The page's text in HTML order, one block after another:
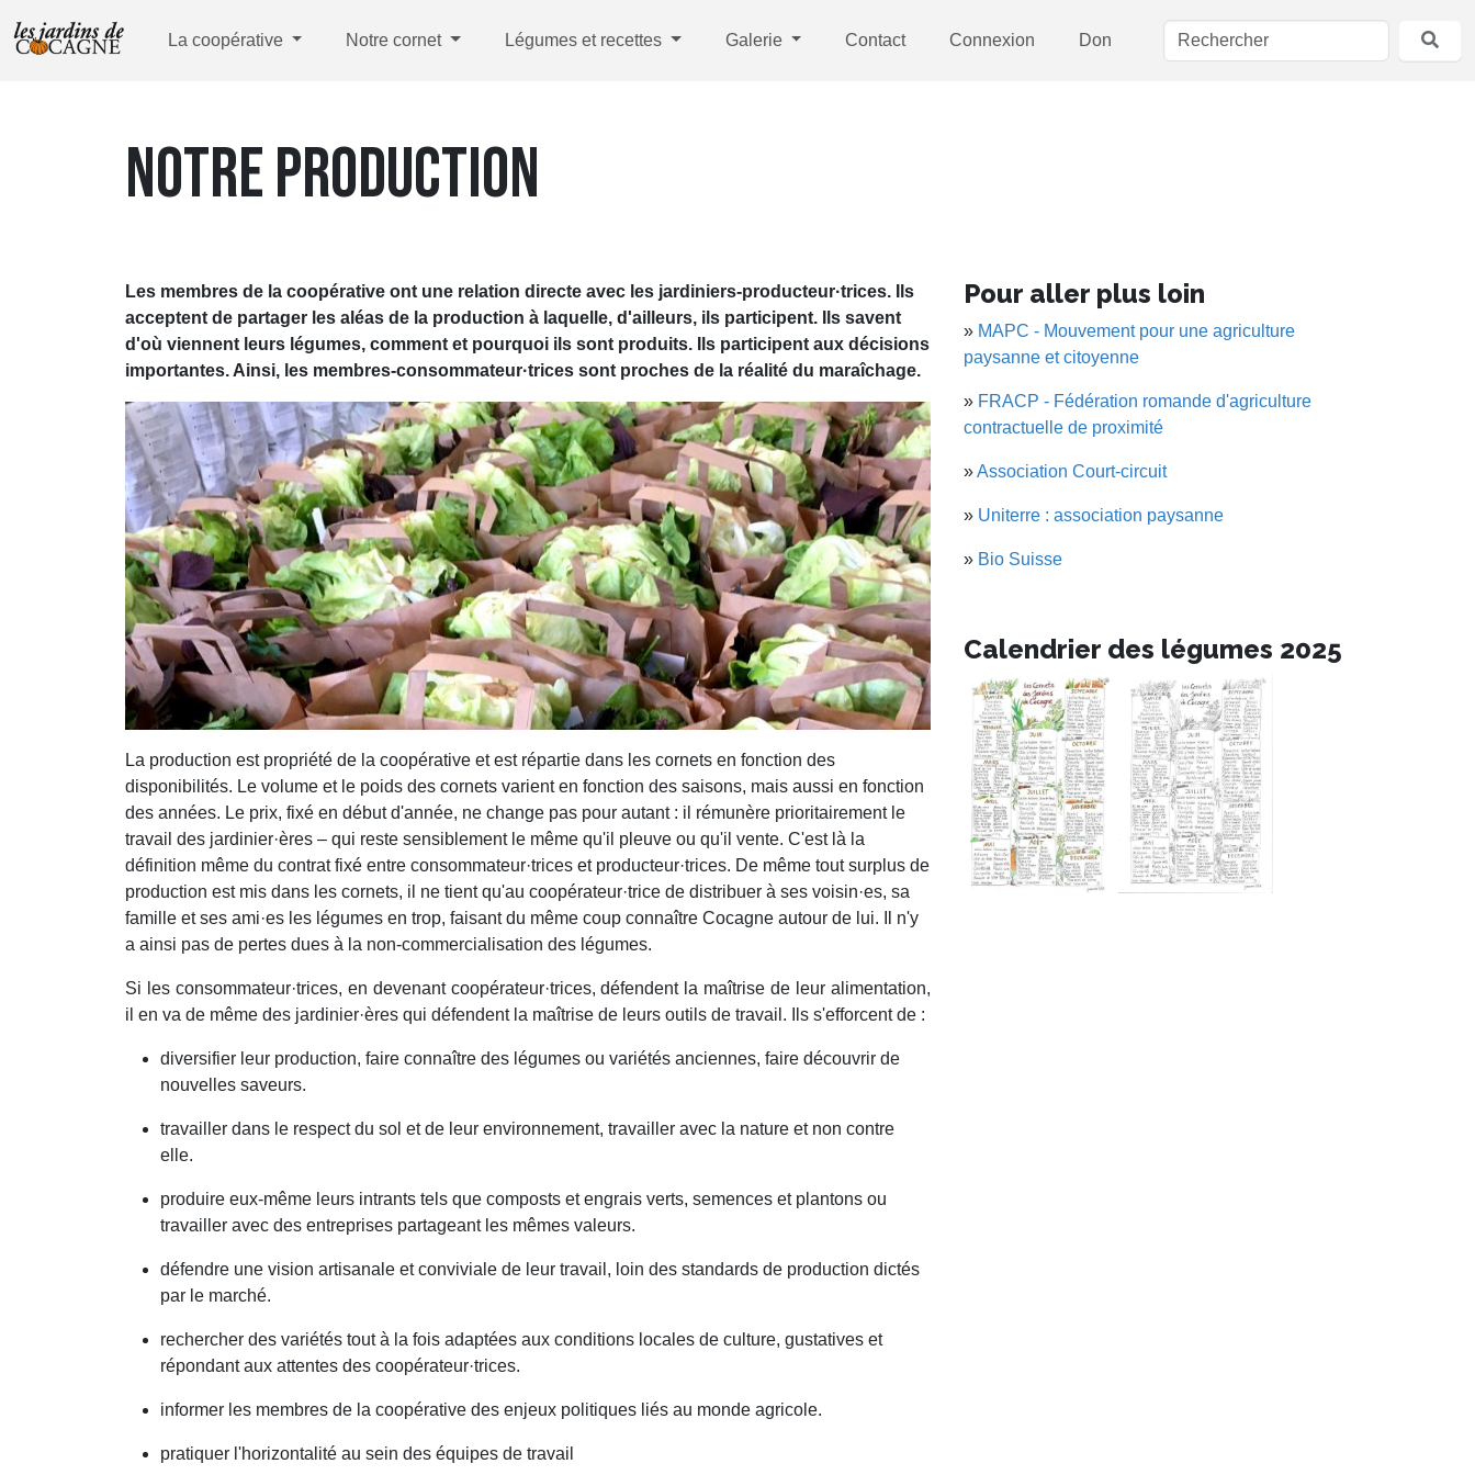
La coopérative Notre cornet Légumes et recettes Galerie Contact Connexion Don
NOTRE PRODUCTION
Les membres de la coopérative ont une relation directe avec les jardiniers-producteur·trices. Ils
acceptent de partager les aléas de la production à laquelle, d'ailleurs, ils participent. Ils savent
d'où viennent leurs légumes, comment et pourquoi ils sont produits. Ils participent aux décisions
importantes. Ainsi, les membres-consommateur·trices sont proches de la réalité du maraîchage.
La production est propriété de la coopérative et est répartie dans les cornets en fonction des
disponibilités. Le volume et le poids des cornets varient en fonction des saisons, mais aussi en fonction
des années. Le prix, fixé en début d'année, ne change pas pour autant : il rémunère prioritairement le
travail des jardinier·ères – qui reste sensiblement le même qu'il pleuve ou qu'il vente. C'est là la
définition même du contrat fixé entre consommateur·trices et producteur·trices. De même tout surplus de
production est mis dans les cornets, il ne tient qu'au coopérateur·trice de distribuer à ses voisin·es, sa
famille et ses ami·es les légumes en trop, faisant du même coup connaître Cocagne autour de lui. Il n'y
a ainsi pas de pertes dues à la non-commercialisation des légumes.
Si les consommateur·trices, en devenant coopérateur·trices, défendent la maîtrise de leur alimentation,
il en va de même des jardinier·ères qui défendent la maîtrise de leurs outils de travail. Ils s'efforcent de :
diversifier leur production, faire connaître des légumes ou variétés anciennes, faire découvrir de
nouvelles saveurs.
travailler dans le respect du sol et de leur environnement, travailler avec la nature et non contre
elle.
produire eux-même leurs intrants tels que composts et engrais verts, semences et plantons ou
travailler avec des entreprises partageant les mêmes valeurs.
défendre une vision artisanale et conviviale de leur travail, loin des standards de production dictés
par le marché.
rechercher des variétés tout à la fois adaptées aux conditions locales de culture, gustatives et
répondant aux attentes des coopérateur·trices.
informer les membres de la coopérative des enjeux politiques liés au monde agricole.
pratiquer l'horizontalité au sein des équipes de travail
Pour aller plus loin
» MAPC - Mouvement pour une agriculture
paysanne et citoyenne
» FRACP - Fédération romande d'agriculture
contractuelle de proximité
»Association Court-circuit
» Uniterre : association paysanne
» Bio Suisse
Calendrier des légumes 2025